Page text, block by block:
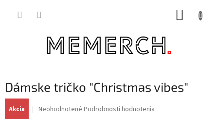
Dámske tričko "Christmas vibes"
Akcia
Priemerné
Neohodnotené Podrobnosti hodnotenia